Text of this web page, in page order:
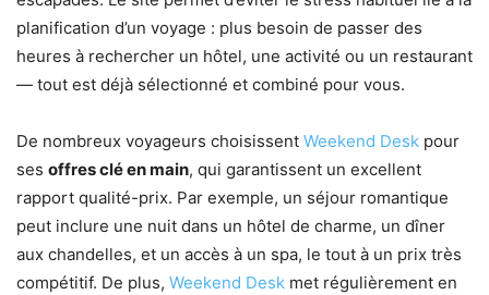
planification d’un voyage : plus besoin de passer des
heures à rechercher un hôtel, une activité ou un restaurant
— tout est déjà sélectionné et combiné pour vous.
De nombreux voyageurs choisissent Weekend Desk pour
ses offres clé en main, qui garantissent un excellent
rapport qualité-prix. Par exemple, un séjour romantique
peut inclure une nuit dans un hôtel de charme, un dîner
aux chandelles, et un accès à un spa, le tout à un prix très
compétitif. De plus, Weekend Desk met régulièrement en